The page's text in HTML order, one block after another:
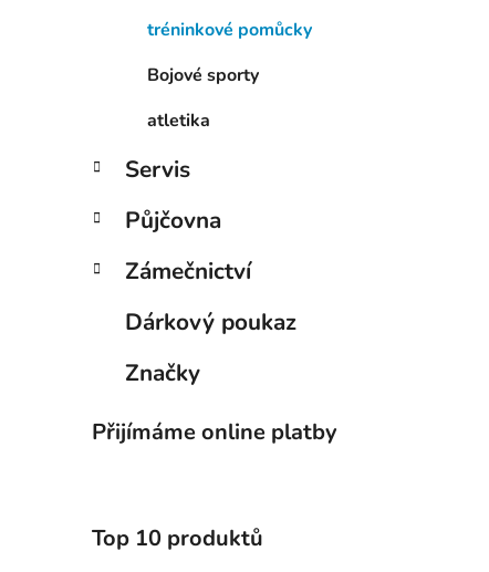
tréninkové pomůcky
Bojové sporty
atletika
Servis
Půjčovna
Zámečnictví
Dárkový poukaz
Značky
Přijímáme online platby
Top 10 produktů